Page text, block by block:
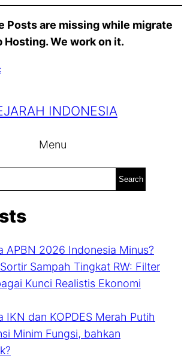
Posts are missing while migrate
Hosting. We work on it.
INDONESIA
Menu
Search
APBN 2026 Indonesia Minus?
Sampah Tingkat RW: Filter
Kunci Realistis Ekonomi
IKN dan KOPDES Merah Putih
Minim Fungsi, bahkan